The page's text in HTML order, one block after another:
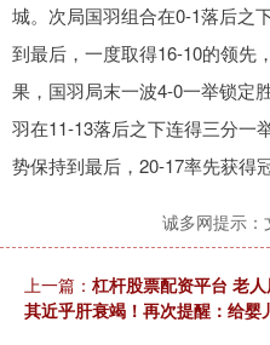
城。次局国羽组合在0-1落后之
到最后，一度取得16-10的领先
果，国羽局末一波4-0一举锁定
羽在11-13落后之下连得三分一
势保持到最后，20-17率先获得
诚多网提示：
上一篇： 杠杆股票配资平台 老
其近乎肝衰竭！再次提醒：给婴